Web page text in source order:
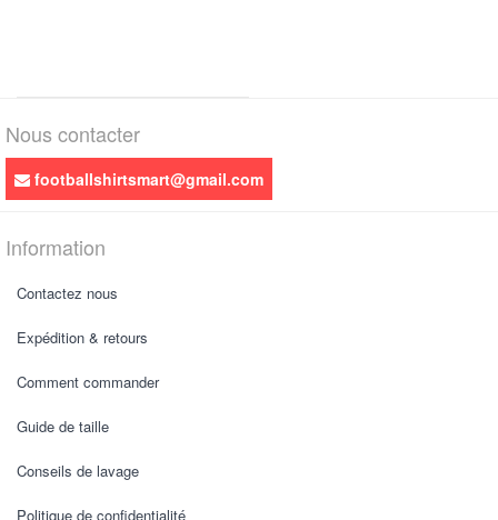
Nous contacter
footballshirtsmart@gmail.com
Information
Contactez nous
Expédition & retours
Comment commander
Guide de taille
Conseils de lavage
Politique de confidentialité